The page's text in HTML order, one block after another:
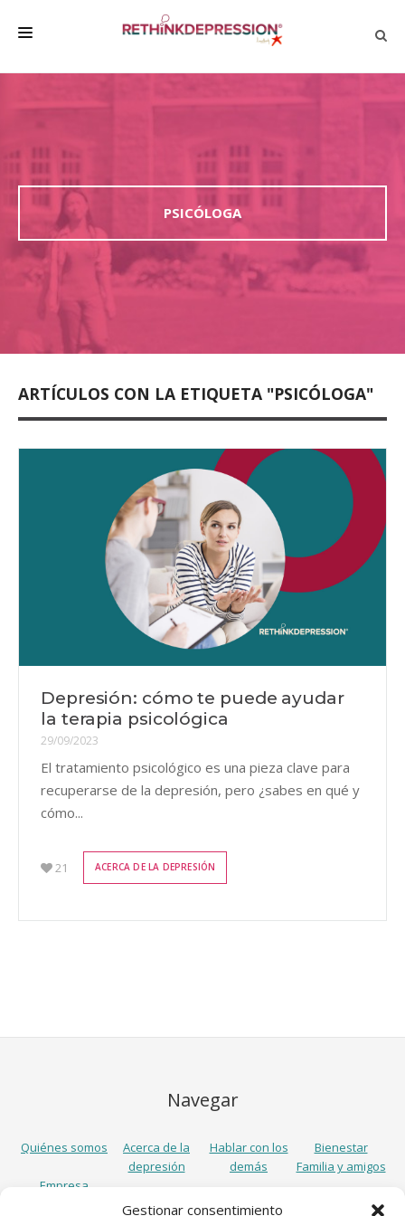
Gestionar consentimiento
HABLAR CON LOS DEMÁS
BIENESTAR
FAMILIA Y AMIGOS
EMPRESA
DEPRESSÃO SEM RODEIOS
PSICÓLOGA
ARTÍCULOS CON LA ETIQUETA "PSICÓLOGA"
Depresión: cómo te puede ayudar
la terapia psicológica
29/09/2023
El tratamiento psicológico es una pieza clave para
recuperarse de la depresión, pero ¿sabes en qué y
cómo...
21 ACERCA DE LA DEPRESIÓN
Navegar
Quiénes somos
Acerca de la
depresión
Hablar con los
demás
Bienestar
Familia y amigos
Empresa